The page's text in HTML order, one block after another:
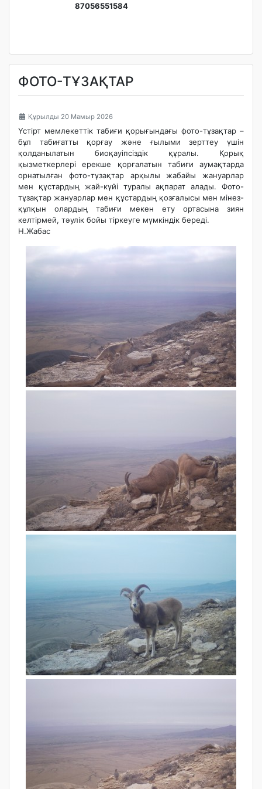
87056551584
ФОТО-ТҰЗАҚТАР
Құрылды 20 Мамыр 2026
Үстірт мемлекеттік табиғи қорығындағы фото-тұзақтар –
бұл табиғатты қорғау және ғылыми зерттеу үшін
қолданылатын биоқауіпсіздік құралы. Қорық
қызметкерлері ерекше қорғалатын табиғи аумақтарда
орнатылған фото-тұзақтар арқылы жабайы жануарлар
мен құстардың жай-күйі туралы ақпарат алады. Фото-
тұзақтар жануарлар мен құстардың қозғалысы мен мінез-
құлқын олардың табиғи мекен ету ортасына зиян
келтірмей, тәулік бойы тіркеуге мүмкіндік береді.
Н.Жабас